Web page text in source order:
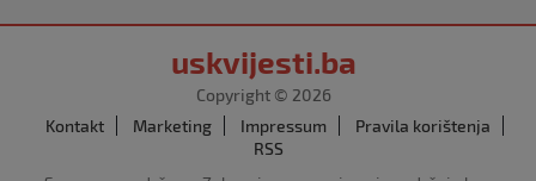
uskvijesti.ba
Copyright © 2026
Kontakt
Marketing Impressum
Pravila korištenja
RSS